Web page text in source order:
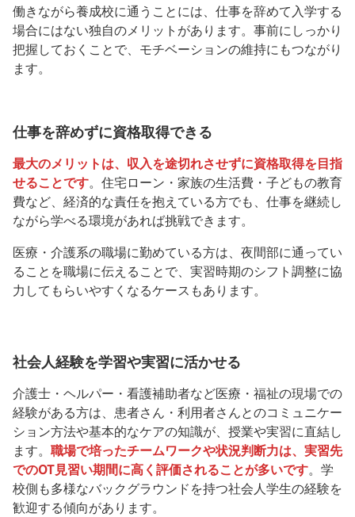
働きながら養成校に通うことには、仕事を辞めて入学する
場合にはない独自のメリットがあります。事前にしっかり
把握しておくことで、モチベーションの維持にもつながり
ます。
仕事を辞めずに資格取得できる
最大のメリットは、収入を途切れさせずに資格取得を目指
せることです。住宅ローン・家族の生活費・子どもの教育
費など、経済的な責任を抱えている方でも、仕事を継続し
ながら学べる環境があれば挑戦できます。
医療・介護系の職場に勤めている方は、夜間部に通ってい
ることを職場に伝えることで、実習時期のシフト調整に協
力してもらいやすくなるケースもあります。
社会人経験を学習や実習に活かせる
介護士・ヘルパー・看護補助者など医療・福祉の現場での
経験がある方は、患者さん・利用者さんとのコミュニケー
ション方法や基本的なケアの知識が、授業や実習に直結し
ます。 職場で培ったチームワークや状況判断力は、実習先
でのOT見習い期間に高く評価されることが多いです。学
校側も多様なバックグラウンドを持つ社会人学生の経験を
歓迎する傾向があります。